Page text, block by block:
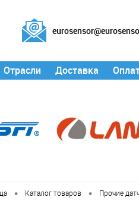
Отрасли Доставка
• Каталог товаров • Прочие